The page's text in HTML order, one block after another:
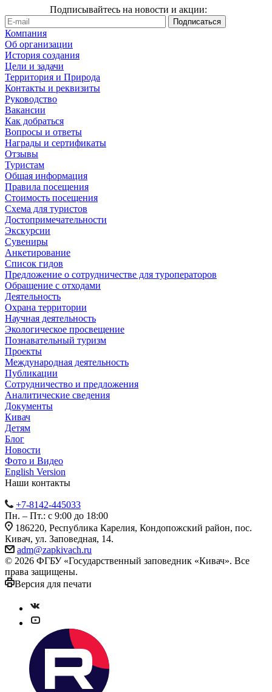
Подписывайтесь на новости и акции:
Компания
Об организации
История создания
Цели и задачи
Территория и Природа
Контакты и реквизиты
Руководство
Вакансии
Как добраться
Вопросы и ответы
Награды и сертификаты
Отзывы
Туристам
Общая информация
Правила посещения
Стоимость посещения
Схема для туристов
Достопримечательности
Экскурсии
Сувениры
Анкетирование
Список гидов
Предложение о сотрудничестве для туроператоров
Обращение с отходами
Деятельность
Охрана территории
Научная деятельность
Экологическое просвещение
Познавательный туризм
Проекты
Международная деятельность
Публикации
Сотрудничество и предложения
Аналитические сведения
Документы
Кивач
Детям
Блог
Новости
Фото и Видео
English Version
Наши контакты
+7-8142-445033
Пн. – Пт.: с 9:00 до 18:00
186220, Республика Карелия, Кондопожский район, пос.
Кивач, ул. Заповедная, 14.
adm@zapkivach.ru
© 2026 ФГБУ «Государственный заповедник «Кивач». Все
права защищены.
Версия для печати